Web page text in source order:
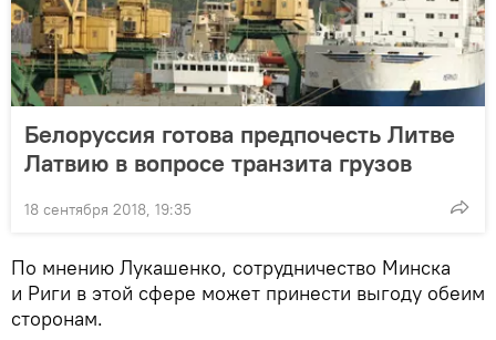
Белоруссия готова предпочесть Литве
Латвию в вопросе транзита грузов
18 сентября 2018, 19:35
По мнению Лукашенко, сотрудничество Минска
и Риги в этой сфере может принести выгоду обеим
сторонам.